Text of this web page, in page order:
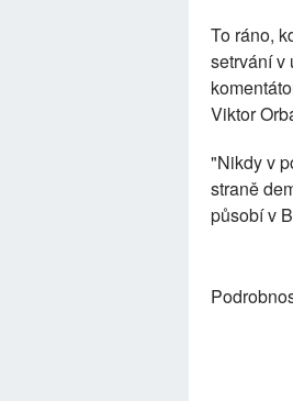
To ráno,
setrvání v
Viktor
"Nikdy v
straně
působí v